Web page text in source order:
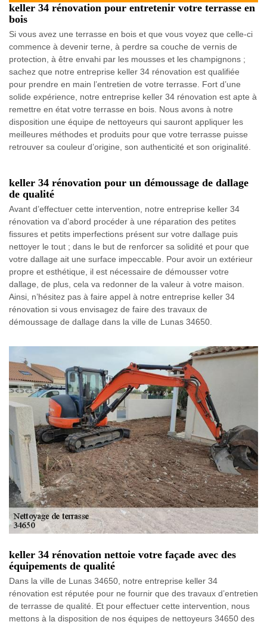
keller 34 rénovation pour entretenir votre terrasse en
bois
Si vous avez une terrasse en bois et que vous voyez que celle-ci
commence à devenir terne, à perdre sa couche de vernis de
protection, à être envahi par les mousses et les champignons ;
sachez que notre entreprise keller 34 rénovation est qualifiée
pour prendre en main l’entretien de votre terrasse. Fort d’une
solide expérience, notre entreprise keller 34 rénovation est apte à
remettre en état votre terrasse en bois. Nous avons à notre
disposition une équipe de nettoyeurs qui sauront appliquer les
meilleures méthodes et produits pour que votre terrasse puisse
retrouver sa couleur d’origine, son authenticité et son originalité.
keller 34 rénovation pour un démoussage de dallage
de qualité
Avant d’effectuer cette intervention, notre entreprise keller 34
rénovation va d’abord procéder à une réparation des petites
fissures et petits imperfections présent sur votre dallage puis
nettoyer le tout ; dans le but de renforcer sa solidité et pour que
votre dallage ait une surface impeccable. Pour avoir un extérieur
propre et esthétique, il est nécessaire de démousser votre
dallage, de plus, cela va redonner de la valeur à votre maison.
Ainsi, n’hésitez pas à faire appel à notre entreprise keller 34
rénovation si vous envisagez de faire des travaux de
démoussage de dallage dans la ville de Lunas 34650.
keller 34 rénovation nettoie votre façade avec des
équipements de qualité
Dans la ville de Lunas 34650, notre entreprise keller 34
rénovation est réputée pour ne fournir que des travaux d’entretien
de terrasse de qualité. Et pour effectuer cette intervention, nous
mettons à la disposition de nos équipes de nettoyeurs 34650 des